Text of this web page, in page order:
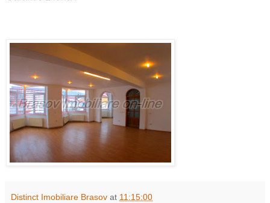
Distinct Imobiliare Brasov at 11:15:00